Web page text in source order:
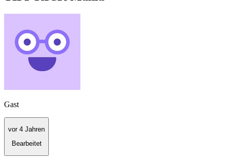
Gast
vor 4 Jahren
Bearbeitet